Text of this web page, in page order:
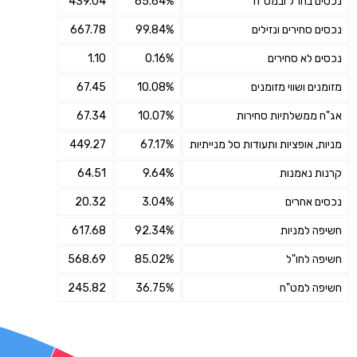
נכסים סחירים ונזילים 99.84%
667.78
נכסים לא סחירים 0.16%
1.10
מזומנים ושווי מזומנים 10.08%
67.45
אג"ח ממשלתיות סחירות 10.07%
67.34
מניות, אופציות ותעודות סל מנייתיות 67.17%
449.27
קרנות נאמנות 9.64%
64.51
נכסים אחרים 3.04%
20.32
חשיפה למניות 92.34%
617.68
חשיפה לחו"ל 85.02%
568.69
חשיפה למט"ח 36.75%
245.82